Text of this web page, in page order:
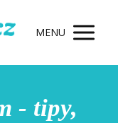
MENU
- tipy,